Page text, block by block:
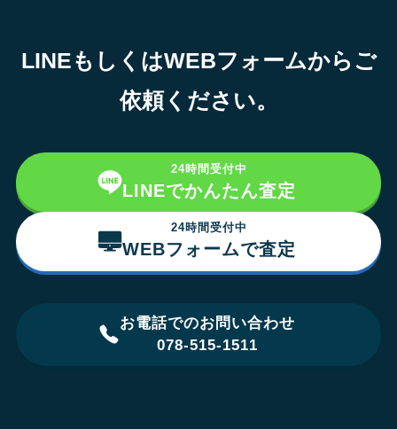
LINEもしくはWEBフォームからご
依頼ください。
24時間受付中
LINEでかんたん査定
24時間受付中
WEBフォームで査定
お電話でのお問い合わせ
078-515-1511